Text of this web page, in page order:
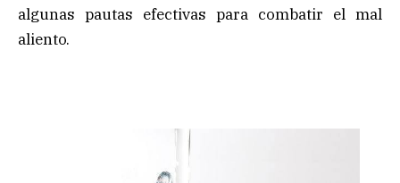
algunas pautas efectivas para combatir el mal
aliento.